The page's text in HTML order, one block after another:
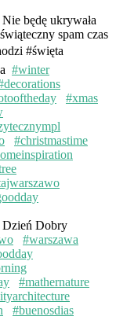
Nie będę ukrywała
spam czas
#święta
#winter
#xmas
#christmastime
Dzień Dobry
#warszawa
#mathernature
#buenosdias